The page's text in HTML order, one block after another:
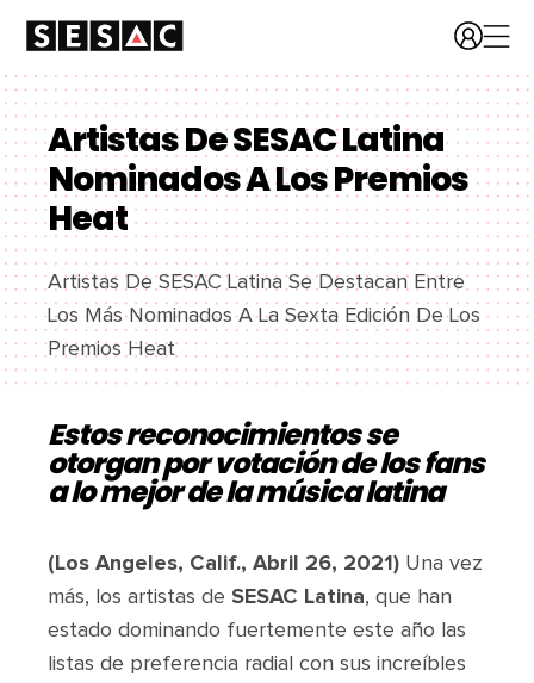
Artistas De SESAC Latina
Nominados A Los Premios
Heat
Artistas De SESAC Latina Se Destacan Entre
Los Más Nominados A La Sexta Edición De Los
Premios Heat
Estos reconocimientos se
otorgan por votación de los fans
a lo mejor de la música latina
(Los Angeles, Calif., Abril 26, 2021) Una vez
más, los artistas de SESAC Latina, que han
estado dominando fuertemente este año las
listas de preferencia radial con sus increíbles